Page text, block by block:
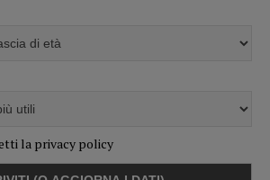
la privacy policy